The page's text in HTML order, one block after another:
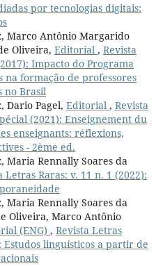
por tecnologias digitais:
Marco Antônio Margarido
Oliveira, Editorial , Revista
Impacto do Programa
na formação de professores
no Brasil
Dario Pagel, Editorial , Revista
(2021): Enseignement du
enseignants: réflexions,
- 2ème ed.
Maria Rennally Soares da
Letras Raras: v. 11 n. 1 (2022):
Maria Rennally Soares da
Oliveira, Marco Antônio
(ENG) , Revista Letras
Estudos linguísticos a partir de